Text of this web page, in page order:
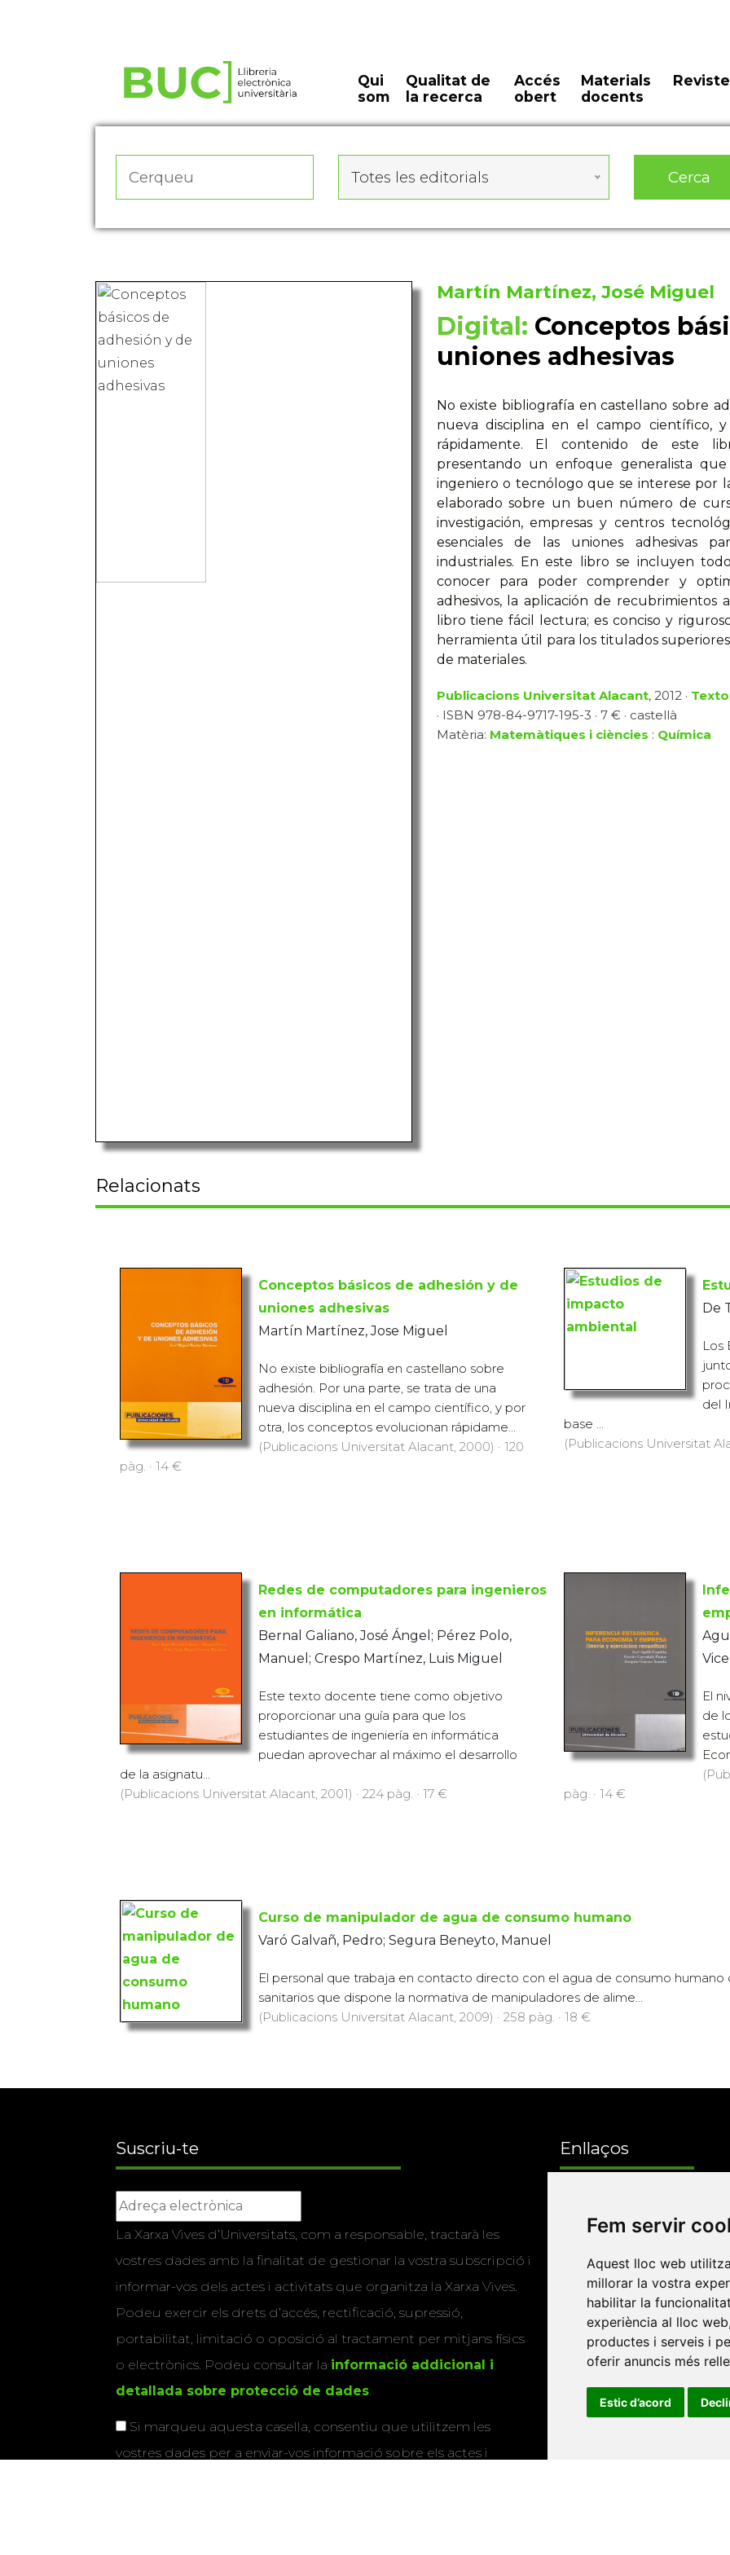
Fem servir
Aquest lloc web
millorar la vostra
habilitar la
experiència al lloc web,
productes i serveis i
oferir anuncis més
Estic d’acord
Qui
som
Qualitat de
la recerca
Accés
obert
Materials
docents
Totes les editorials Cerca
Martín Martínez, José Miguel
Digital: Conceptos
uniones adhesivas
No existe bibliografía en castellano sobre
nueva disciplina en el campo científico,
rápidamente. El contenido de este
presentando un enfoque generalista
ingeniero o tecnólogo que se interese por
elaborado sobre un buen número de
investigación, empresas y centros
esenciales de las uniones adhesivas
industriales. En este libro se incluyen
conocer para poder comprender y
adhesivos, la aplicación de recubrimientos
libro tiene fácil lectura; es conciso y
herramienta útil para los titulados
de materiales.
Publicacions Universitat Alacant, 2012 ·
· ISBN 978-84-9717-195-3 · 7 € · castellà
Matèria: Matemàtiques i ciències : Química
Relacionats
Conceptos básicos de adhesión y de
uniones adhesivas
Martín Martínez, Jose Miguel
No existe bibliografía en castellano sobre
adhesión. Por una parte, se trata de una
nueva disciplina en el campo científico, y por
otra, los conceptos evolucionan rápidame...
(Publicacions Universitat Alacant, 2000) · 120
pàg. · 14 €
De
Los
del
base ...
(Publicacions Universitat
Redes de computadores para ingenieros
en informática
Bernal Galiano, José Ángel; Pérez Polo,
Manuel; Crespo Martínez, Luis Miguel
Este texto docente tiene como objetivo
proporcionar una guía para que los
estudiantes de ingeniería en informática
puedan aprovechar al máximo el desarrollo
de la asignatu...
(Publicacions Universitat Alacant, 2001) · 224 pàg. · 17 €
El
de
pàg. · 14 €
Curso de manipulador de agua de consumo humano
Varó Galvañ, Pedro; Segura Beneyto, Manuel
El personal que trabaja en contacto directo con el agua de consumo
sanitarios que dispone la normativa de manipuladores de alime...
(Publicacions Universitat Alacant, 2009) · 258 pàg. · 18 €
Suscriu-te
La Xarxa Vives d’Universitats, com a responsable, tractarà les
vostres dades amb la finalitat de gestionar la vostra subscripció i
informar-vos dels actes i activitats que organitza la Xarxa Vives.
Podeu exercir els drets d’accés, rectificació, supressió,
portabilitat, limitació o oposició al tractament per mitjans físics
o electrònics. Podeu consultar la informació addicional i
detallada sobre protecció de dades
Si marqueu aquesta casella, consentiu que utilitzem les
vostres dades per a enviar-vos informació sobre els actes i
Enllaços
Editorials
Twitter